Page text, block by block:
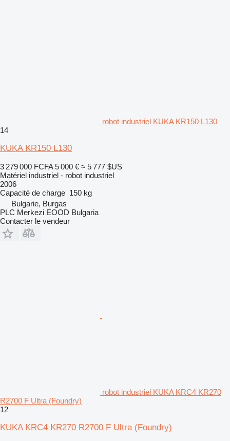
robot industriel KUKA KR150 L130
14
KUKA KR150 L130
3 279 000 FCFA 5 000 € ≈ 5 777 $US
Matériel industriel - robot industriel
2006
Capacité de charge 150 kg
Bulgarie, Burgas
PLC Merkezi EOOD Bulgaria
Contacter le vendeur
robot industriel KUKA KRC4 KR270
R2700 F Ultra (Foundry)
12
KUKA KRC4 KR270 R2700 F Ultra (Foundry)